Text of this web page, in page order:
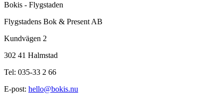
Bokis - Flygstaden
Flygstadens Bok & Present AB
Kundvägen 2
302 41 Halmstad
Tel: 035-33 2 66
E-post: hello@bokis.nu